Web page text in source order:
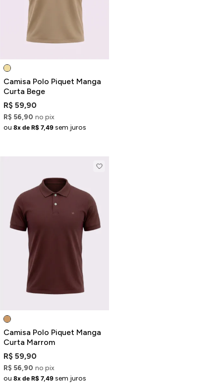
Camisa Polo Piquet Manga
Curta Bege
R$ 59,90
R$ 56,90 no pix
ou 8x de R$ 7,49 sem juros
Camisa Polo Piquet Manga
Curta Marrom
R$ 59,90
R$ 56,90 no pix
ou 8x de R$ 7,49 sem juros